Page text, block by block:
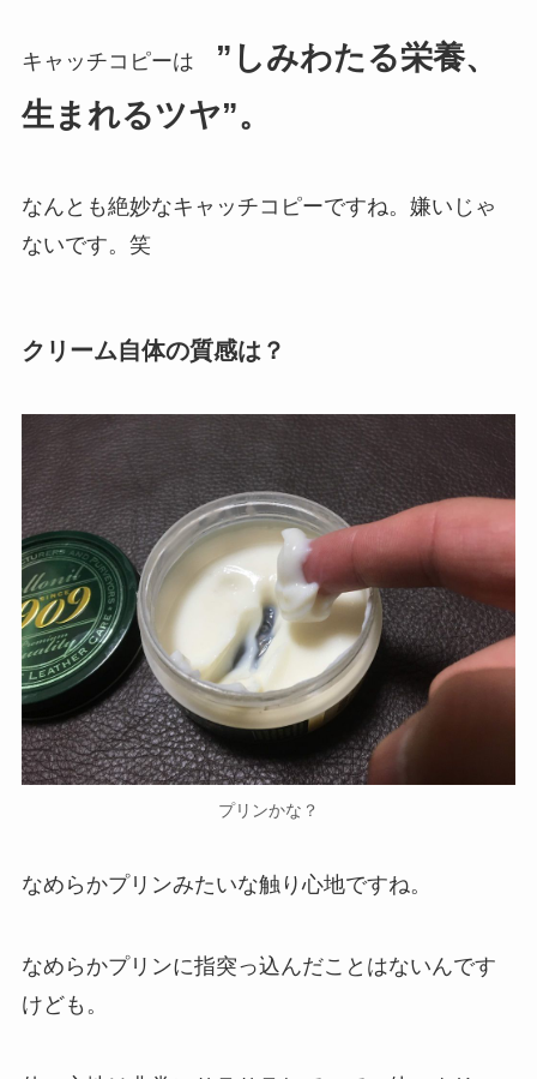
キャッチコピーは
”しみわたる栄養、
生まれるツヤ”。
なんとも絶妙なキャッチコピーですね。嫌いじゃ
ないです。笑
クリーム自体の質感は？
プリンかな？
なめらかプリンみたいな触り心地ですね。
なめらかプリンに指突っ込んだことはないんです
けども。